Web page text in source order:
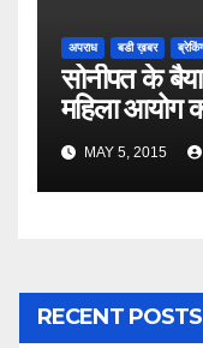
अपराध बडी ख़बर
सोनीपत के
महिला आयोग
MAY 5, 2015
RECENT POSTS